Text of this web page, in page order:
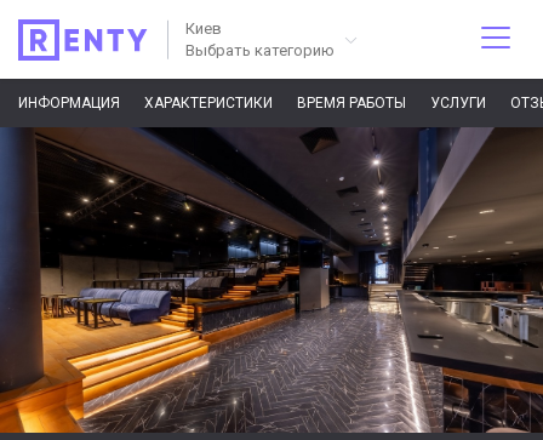
Киев
Выбрать категорию
ИНФОРМАЦИЯ ХАРАКТЕРИСТИКИ ВРЕМЯ РАБОТЫ УСЛУГИ